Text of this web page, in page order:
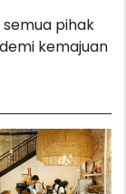
pihak
kemajuan